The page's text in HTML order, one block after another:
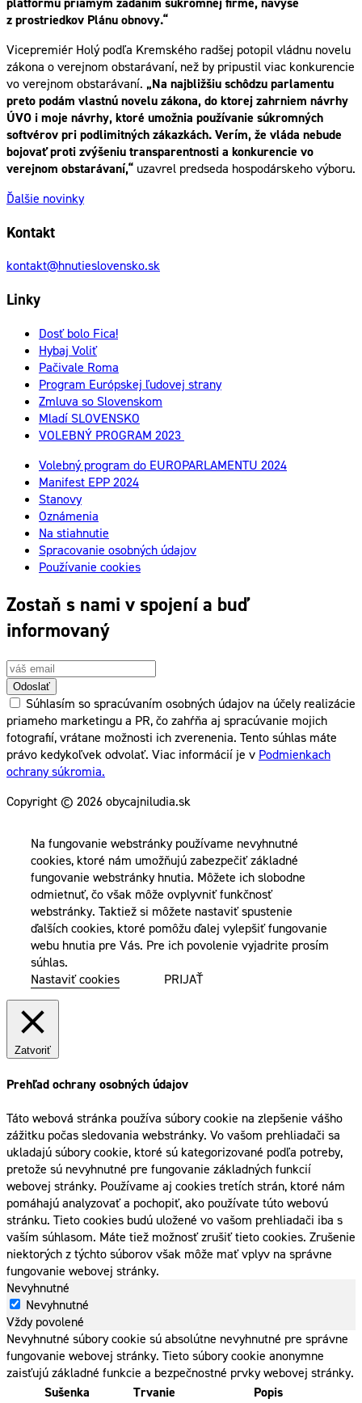
z prostriedkov Plánu obnovy.“
Vicepremiér Holý podľa Kremského radšej potopil vládnu novelu
zákona o verejnom obstarávaní, než by pripustil viac konkurencie
vo verejnom obstarávaní. „Na najbližšiu schôdzu parlamentu
preto podám vlastnú novelu zákona, do ktorej zahrniem návrhy
ÚVO i moje návrhy, ktoré umožnia používanie súkromných
softvérov pri podlimitných zákazkách. Verím, že vláda nebude
bojovať proti zvýšeniu transparentnosti a konkurencie vo
verejnom obstarávaní,“ uzavrel predseda hospodárskeho výboru.
Ďalšie novinky
Kontakt
kontakt@hnutieslovensko.sk
Linky
Dosť bolo Fica!
Hybaj Voliť
Pačivale Roma
Program Európskej ľudovej strany
Zmluva so Slovenskom
Mladí SLOVENSKO
VOLEBNÝ PROGRAM 2023
Volebný program do EUROPARLAMENTU 2024
Manifest EPP 2024
Stanovy
Oznámenia
Na stiahnutie
Spracovanie osobných údajov
Používanie cookies
Zostaň s nami v spojení a buď
informovaný
Odoslať
Súhlasím so spracúvaním osobných údajov na účely realizácie
priameho marketingu a PR, čo zahŕňa aj spracúvanie mojich
fotografií, vrátane možnosti ich zverenenia. Tento súhlas máte
právo kedykoľvek odvolať. Viac informácií je v Podmienkach
ochrany súkromia.
Copyright © 2026 obycajniludia.sk
Na fungovanie webstránky používame nevyhnutné
cookies, ktoré nám umožňujú zabezpečiť základné
fungovanie webstránky hnutia. Môžete ich slobodne
odmietnuť, čo však môže ovplyvniť funkčnosť
webstránky. Taktiež si môžete nastaviť spustenie
ďalších cookies, ktoré pomôžu ďalej vylepšiť fungovanie
webu hnutia pre Vás. Pre ich povolenie vyjadrite prosím
súhlas.
Nastaviť cookies
PRIJAŤ
Zatvoriť
Prehľad ochrany osobných údajov
Táto webová stránka používa súbory cookie na zlepšenie vášho
zážitku počas sledovania webstránky. Vo vašom prehliadači sa
ukladajú súbory cookie, ktoré sú kategorizované podľa potreby,
pretože sú nevyhnutné pre fungovanie základných funkcií
webovej stránky. Používame aj cookies tretích strán, ktoré nám
pomáhajú analyzovať a pochopiť, ako používate túto webovú
stránku. Tieto cookies budú uložené vo vašom prehliadači iba s
vaším súhlasom. Máte tiež možnosť zrušiť tieto cookies. Zrušenie
niektorých z týchto súborov však môže mať vplyv na správne
fungovanie webovej stránky.
Nevyhnutné
Nevyhnutné
Vždy povolené
Nevyhnutné súbory cookie sú absolútne nevyhnutné pre správne
fungovanie webovej stránky. Tieto súbory cookie anonymne
zaisťujú základné funkcie a bezpečnostné prvky webovej stránky.
Sušenka
Trvanie Popis